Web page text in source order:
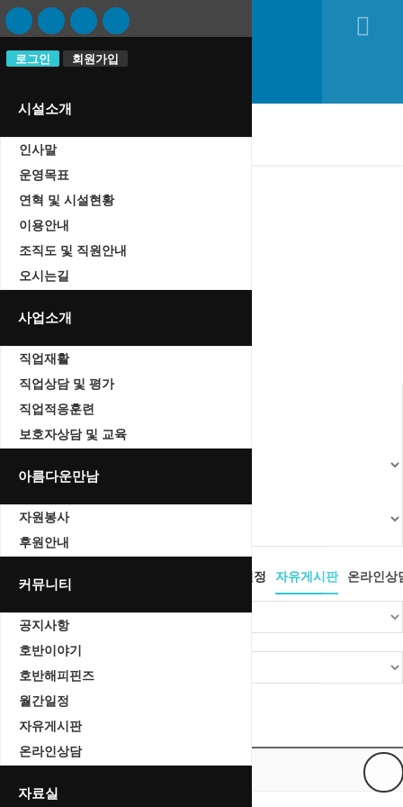
로그인
navigation
로그인 회원가입
시설소개
인사말
운영목표
연혁 및 시설현황
이용안내
조직도 및 직원안내
오시는길
사업소개
직업재활
직업상담 및 평가
직업적응훈련
보호자상담 및 교육
아름다운만남
자원봉사
후원안내
커뮤니티
공지사항
호반이야기
호반해피핀즈
월간일정
자유게시판
온라인상담
자료실
자유게시판
Home
공지사항 호반이야기 월간일정 자유게시판 온라인상
Total 0건1 페이지
번호 제목